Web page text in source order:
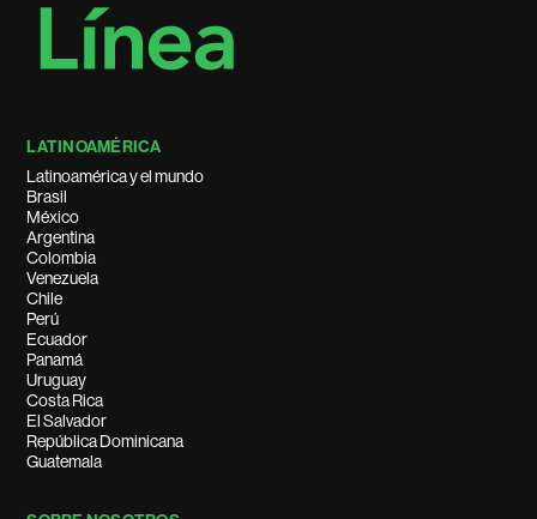
LATINOAMÉRICA
Latinoamérica y el mundo
Brasil
México
Argentina
Colombia
Venezuela
Chile
Perú
Ecuador
Panamá
Uruguay
Costa Rica
El Salvador
República Dominicana
Guatemala